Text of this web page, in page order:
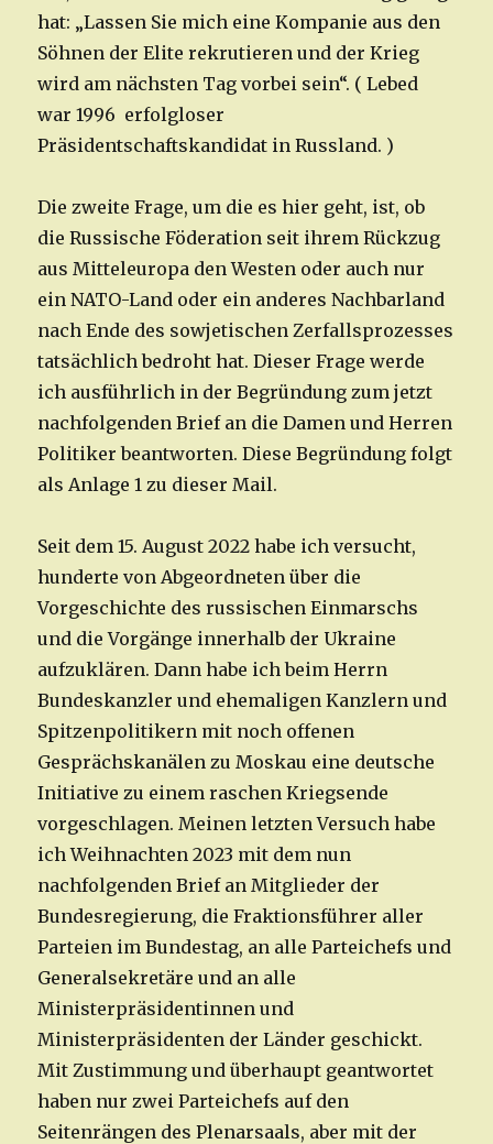
hat: „Lassen Sie mich eine Kompanie aus den
Söhnen der Elite rekrutieren und der Krieg
wird am nächsten Tag vorbei sein“. ( Lebed
war 1996 erfolgloser
Präsidentschaftskandidat in Russland. )
Die zweite Frage, um die es hier geht, ist, ob
die Russische Föderation seit ihrem Rückzug
aus Mitteleuropa den Westen oder auch nur
ein NATO-Land oder ein anderes Nachbarland
nach Ende des sowjetischen Zerfallsprozesses
tatsächlich bedroht hat. Dieser Frage werde
ich ausführlich in der Begründung zum jetzt
nachfolgenden Brief an die Damen und Herren
Politiker beantworten. Diese Begründung folgt
als Anlage 1 zu dieser Mail.
Seit dem 15. August 2022 habe ich versucht,
hunderte von Abgeordneten über die
Vorgeschichte des russischen Einmarschs
und die Vorgänge innerhalb der Ukraine
aufzuklären. Dann habe ich beim Herrn
Bundeskanzler und ehemaligen Kanzlern und
Spitzenpolitikern mit noch offenen
Gesprächskanälen zu Moskau eine deutsche
Initiative zu einem raschen Kriegsende
vorgeschlagen. Meinen letzten Versuch habe
ich Weihnachten 2023 mit dem nun
nachfolgenden Brief an Mitglieder der
Bundesregierung, die Fraktionsführer aller
Parteien im Bundestag, an alle Parteichefs und
Generalsekretäre und an alle
Ministerpräsidentinnen und
Ministerpräsidenten der Länder geschickt.
Mit Zustimmung und überhaupt geantwortet
haben nur zwei Parteichefs auf den
Seitenrängen des Plenarsaals, aber mit der